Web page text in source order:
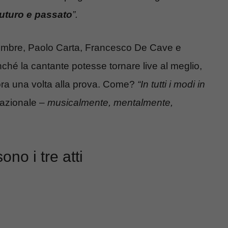
e passato”.
Paolo Carta, Francesco De Cave e
la cantante potesse tornare live al meglio,
una volta alla prova. Come? “In tutti i modi in
– musicalmente, mentalmente,
i tre atti